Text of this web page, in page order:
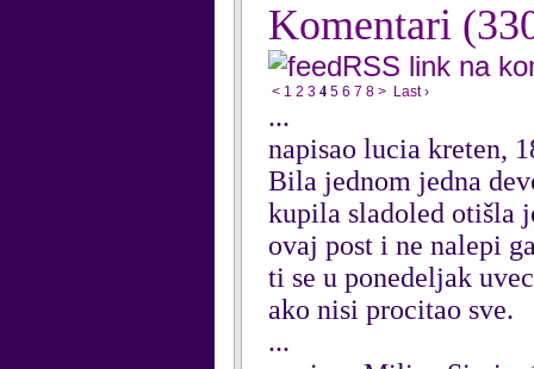
Komentari
RSS link na
< 1 2 3 4 5 6 7 8 > Last ›
...
napisao lucia kreten,
Bila jednom jedna
kupila sladoled otišla
ovaj post i ne nalepi
ti se u ponedeljak
ako nisi procitao sve.
...